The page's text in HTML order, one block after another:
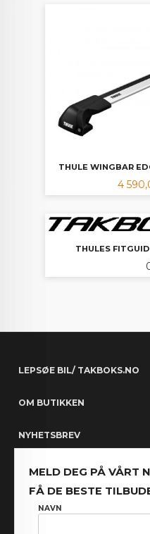
THULE WINGBAR
Tilbud
4
THULES
LEPSØE BIL/ TAKBOKS.NO
OM BUTIKKEN
NYHETSBREV
PARTNERE
MELD DEG PÅ VÅRT
FÅ DE BESTE
NAVN